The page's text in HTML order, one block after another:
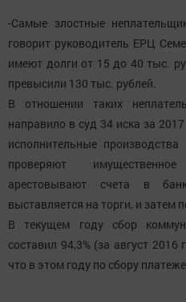
-Самые злостные
говорит руководитель ЕРЦ
имеют долги от 15 до 40 тыс.
превысили 130 тыс. рублей.
В отношении таких
направило в суд 34 иска за
исполнительные
проверяют
арестовывают счета в
выставляется на торги, и затем
В текущем году сбор
составил 94,3% (за август
что в этом году по сбору